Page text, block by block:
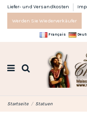
Liefer- und Versandkosten
Werden Sie Wiederverkäufer
Français
Startseite Statuen